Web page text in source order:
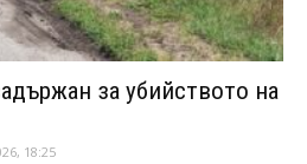
за убийството на
18:25